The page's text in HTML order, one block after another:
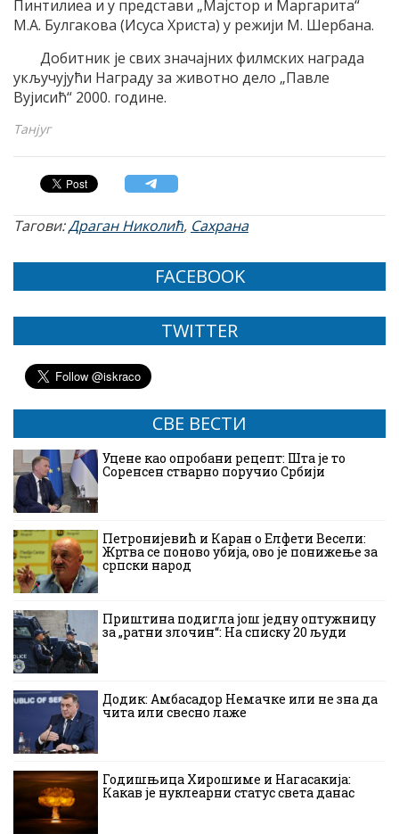
Пинтилиеа и у представи „Mаjстор и Mаргарита“
M.A. Булгакова (Исуса Христа) у режиjи M. Шербана.
Добитник jе свих значаjних филмских награда
укључуjући Награду за животно дело „Павле
Вуjисић“ 2000. године.
Танјуг
Тагови:Драган Николић, Сахрана
FACEBOOK
TWITTER
СВЕ ВЕСТИ
Уцене као опробани рецепт: Шта је то
Соренсен стварно поручио Србији
Петронијевић и Каран о Елфети Весели:
Жртва се поново убија, ово је понижење за
српски народ
Приштина подигла још једну оптужницу
за „ратни злочин“: На списку 20 људи
Додик: Амбасадор Немачке или не зна да
чита или свесно лаже
Годишњица Хирошиме и Нагасакија:
Какав је нуклеарни статус света данас